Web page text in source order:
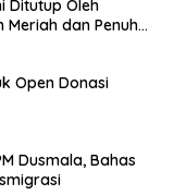
Ditutup Oleh
Meriah dan Penuh
Open Donasi
Dusmala, Bahas